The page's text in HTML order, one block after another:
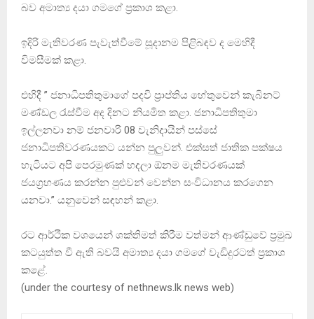
බව අමාත්‍ය දයා ගමගේ ප‍්‍රකාශ කළා.
ඉදිරි මැතිවරණ පැවැත්වීමේ සූදානම පිළිබඳව ද මෙහිදී
විමසීමක් කළා.
එහිදී ” ජනාධිපතිතුමාගේ පදවි ප්‍රාප්තිය හේතුවෙන් කැබිනට්
මණ්ඩල රැස්වීම අද දිනට නියමිත කළා. ජනාධිපතිතුමා
ඉල්ලනවා නම් ජනවාරි 08 වැනිදායින් පස්සේ
ජනාධිපතිවරණයකට යන්න පුලුවන්. එක්සත් ජාතික පක්ෂය
හැටියට අපි පෙරමුණක් හදලා ඕනම මැතිවරණයක්
ජයග්‍රහණය කරන්න පුළුවන් වෙන්න සංවිධානය කරගෙන
යනවා.” යනුවෙන් සඳහන් කළා.
රට ආර්ථික වශයෙන් ශක්තිමත් කිරීම වත්මන් ආණ්ඩුවේ ප‍්‍රමුඛ
කටයුත්ත වී ඇති බවයි අමාත්‍ය දයා ගමගේ වැඩිදුරටත් ප‍්‍රකාශ
කළේ.
(under the courtesy of nethnews.lk news web)